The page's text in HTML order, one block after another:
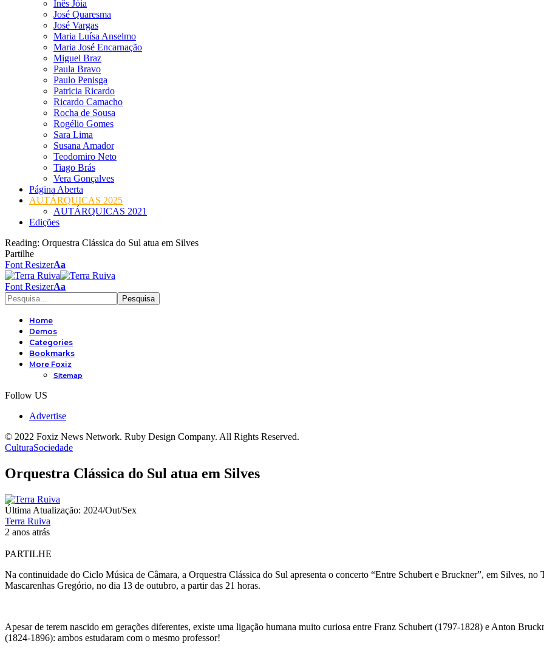
Inês Jóia
José Quaresma
José Vargas
Maria Luísa Anselmo
Maria José Encarnação
Miguel Braz
Paula Bravo
Paulo Penisga
Patricia Ricardo
Ricardo Camacho
Rocha de Sousa
Rogélio Gomes
Sara Lima
Susana Amador
Teodomiro Neto
Tiago Brás
Vera Gonçalves
Página Aberta
AUTÁRQUICAS 2025
AUTÁRQUICAS 2021
Edições
Reading: Orquestra Clássica do Sul atua em Silves
Partilhe
Font ResizerAa
Font ResizerAa
Home
Demos
Categories
Bookmarks
More Foxiz
Sitemap
Follow US
Advertise
© 2022 Foxiz News Network. Ruby Design Company. All Rights Reserved.
CulturaSociedade
Orquestra Clássica do Sul atua em Silves
Última Atualização: 2024/Out/Sex
Terra Ruiva
2 anos atrás
PARTILHE
Na continuidade do Ciclo Música de Câmara, a Orquestra Clássica do Sul apresenta o concerto “Entre Schubert e Bruckner”, em Silves, no
Mascarenhas Gregório, no dia 13 de outubro, a partir das 21 horas.
Apesar de terem nascido em gerações diferentes, existe uma ligação humana muito curiosa entre Franz Schubert (1797-1828) e Anton
(1824-1896): ambos estudaram com o mesmo professor!